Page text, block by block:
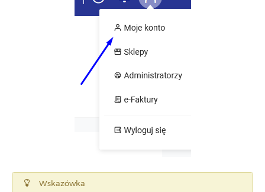
Wskazówka